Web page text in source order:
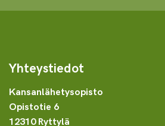
Yhteystiedot
Kansanlähetysopisto
Opistotie 6
12310 Ryttylä